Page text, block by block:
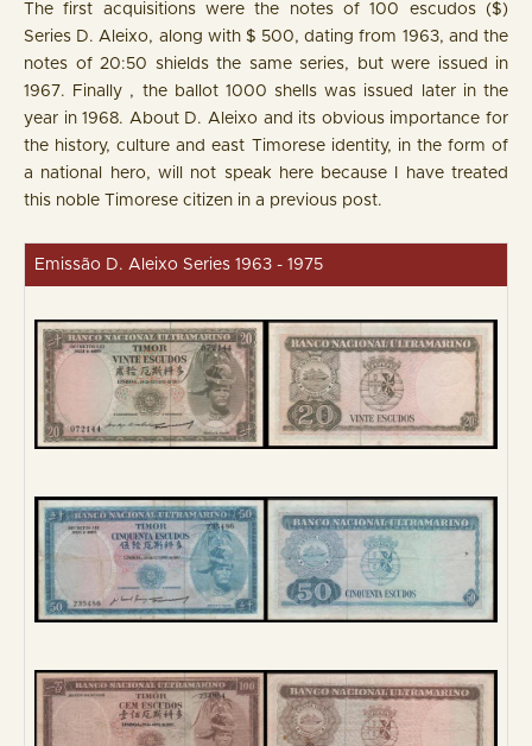
The first acquisitions were the notes of 100 escudos ($)
Series D. Aleixo, along with $ 500, dating from 1963, and the
notes of 20:50 shields the same series, but were issued in
1967. Finally , the ballot 1000 shells was issued later in the
year in 1968. About D. Aleixo and its obvious importance for
the history, culture and east Timorese identity, in the form of
a national hero, will not speak here because I have treated
this noble Timorese citizen in a previous post.
Emissão D. Aleixo Series 1963 - 1975